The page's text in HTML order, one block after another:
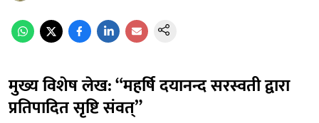
मुख्य विशेष लेख: “महर्षि दयानन्द सरस्वती द्वारा
प्रतिपादित सृष्टि संवत्”